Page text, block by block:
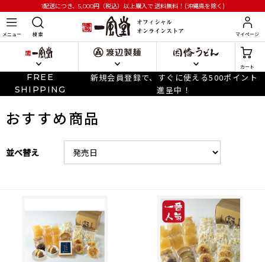
1配送につき、5,000円 （税込）以上購入で送料無料！(沖縄県を除く)
メニュー 検 索 マイページ
カート
FREE
SHIPPING
新規会員登録で、すぐに使える500ポイント
進呈中！
おすすめ商品
並べ替え